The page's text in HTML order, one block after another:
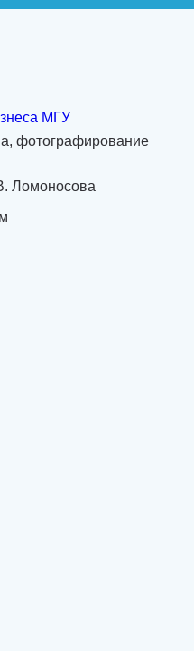
МГУ
фотографирование
Ломоносова